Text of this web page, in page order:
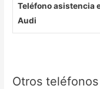
Teléfono asistencia
Audi
Otros